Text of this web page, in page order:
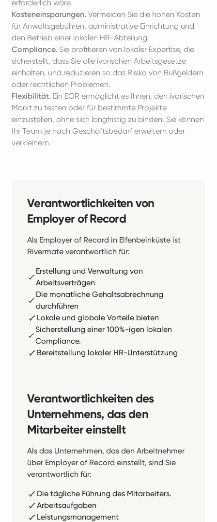
erforderlich wäre.
Kosteneinsparungen. Vermeiden Sie die hohen Kosten
für Anwaltsgebühren, administrative Einrichtung und
den Betrieb einer lokalen HR-Abteilung.
Compliance. Sie profitieren von lokaler Expertise, die
sicherstellt, dass Sie alle ivorischen Arbeitsgesetze
einhalten, und reduzieren so das Risiko von Bußgeldern
oder rechtlichen Problemen.
Flexibilität. Ein EOR ermöglicht es Ihnen, den ivorischen
Markt zu testen oder für bestimmte Projekte
einzustellen, ohne sich langfristig zu binden. Sie können
Ihr Team je nach Geschäftsbedarf erweitern oder
verkleinern.
Verantwortlichkeiten von
Employer of Record
Als Employer of Record in Elfenbeinküste ist
Rivermate verantwortlich für:
Erstellung und Verwaltung von
Arbeitsverträgen
Die monatliche Gehaltsabrechnung
durchführen
Lokale und globale Vorteile bieten
Sicherstellung einer 100%-igen lokalen
Compliance.
Bereitstellung lokaler HR-Unterstützung
Verantwortlichkeiten des
Unternehmens, das den
Mitarbeiter einstellt
Als das Unternehmen, das den Arbeitnehmer
über Employer of Record einstellt, sind Sie
verantwortlich für:
Die tägliche Führung des Mitarbeiters.
Arbeitsaufgaben
Leistungsmanagement